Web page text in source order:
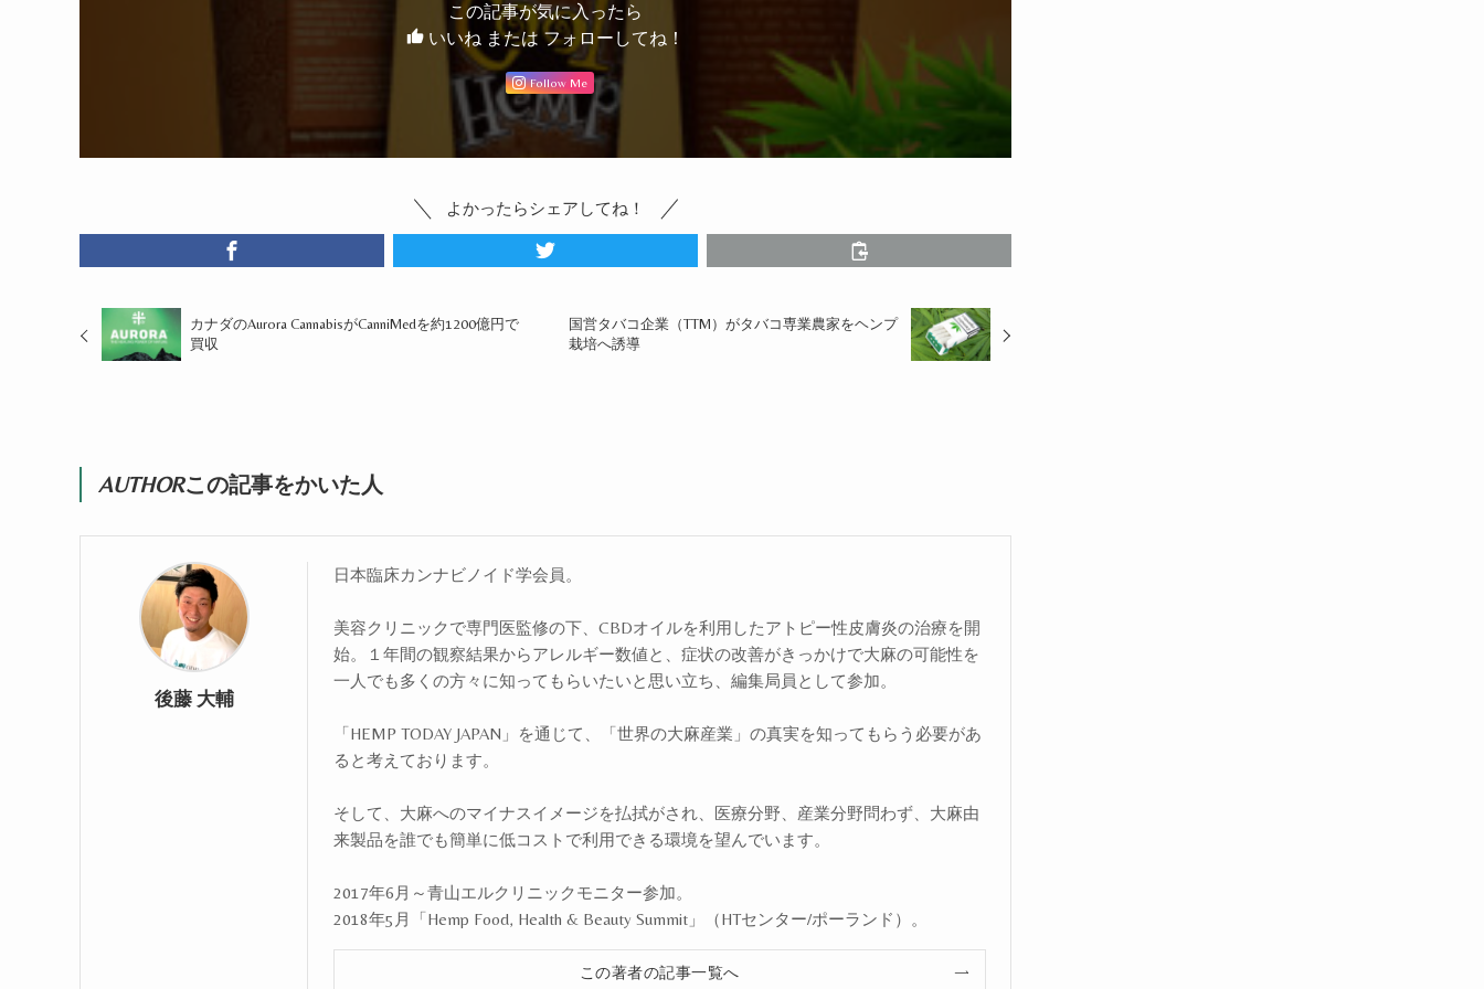
この記事が気に入ったら
いいね または フォローしてね！
Follow Me
よかったらシェアしてね！
カナダのAurora CannabisがCanniMedを約1200億円で
買収
国営タバコ企業（TTM）がタバコ専業農家をヘンプ
栽培へ誘導
AUTHORこの記事をかいた人
後藤 大輔
日本臨床カンナビノイド学会員。
美容クリニックで専門医監修の下、CBDオイルを利用したアトピー性皮膚炎の治療を開
始。１年間の観察結果からアレルギー数値と、症状の改善がきっかけで大麻の可能性を
一人でも多くの方々に知ってもらいたいと思い立ち、編集局員として参加。
「HEMP TODAY JAPAN」を通じて、「世界の大麻産業」の真実を知ってもらう必要があ
ると考えております。
そして、大麻へのマイナスイメージを払拭がされ、医療分野、産業分野問わず、大麻由
来製品を誰でも簡単に低コストで利用できる環境を望んでいます。
2017年6月～青山エルクリニックモニター参加。
2018年5月「Hemp Food, Health & Beauty Summit」（HTセンター/ポーランド）。
この著者の記事一覧へ